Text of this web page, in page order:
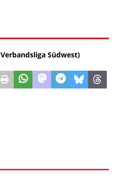
Südwest)